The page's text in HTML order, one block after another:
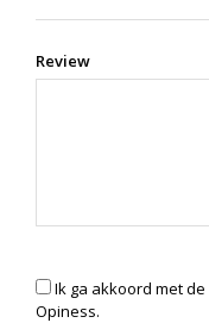
Review
Ik ga akkoord met de
Opiness.